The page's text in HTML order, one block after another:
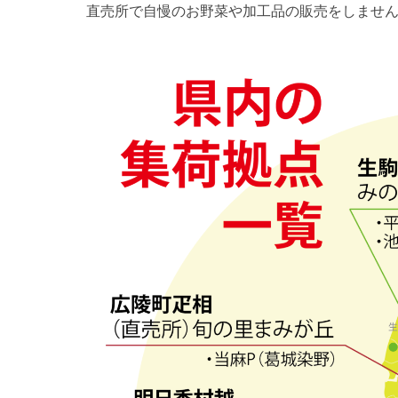
直売所で自慢のお野菜や加工品の販売をしませ